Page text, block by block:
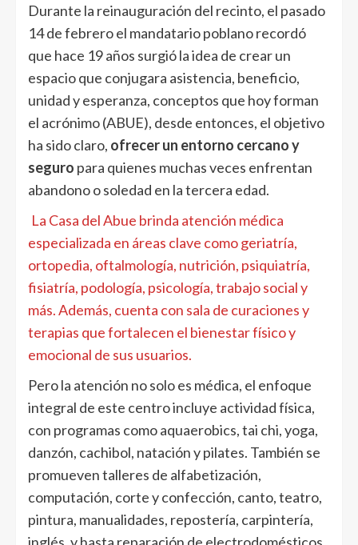
Durante la reinauguración del recinto, el pasado
14 de febrero el mandatario poblano recordó
que hace 19 años surgió la idea de crear un
espacio que conjugara asistencia, beneficio,
unidad y esperanza, conceptos que hoy forman
el acrónimo (ABUE), desde entonces, el objetivo
ha sido claro, ofrecer un entorno cercano y
seguro para quienes muchas veces enfrentan
abandono o soledad en la tercera edad.
La Casa del Abue brinda atención médica
especializada en áreas clave como geriatría,
ortopedia, oftalmología, nutrición, psiquiatría,
fisiatría, podología, psicología, trabajo social y
más. Además, cuenta con sala de curaciones y
terapias que fortalecen el bienestar físico y
emocional de sus usuarios.
Pero la atención no solo es médica, el enfoque
integral de este centro incluye actividad física,
con programas como aquaerobics, tai chi, yoga,
danzón, cachibol, natación y pilates. También se
promueven talleres de alfabetización,
computación, corte y confección, canto, teatro,
pintura, manualidades, repostería, carpintería,